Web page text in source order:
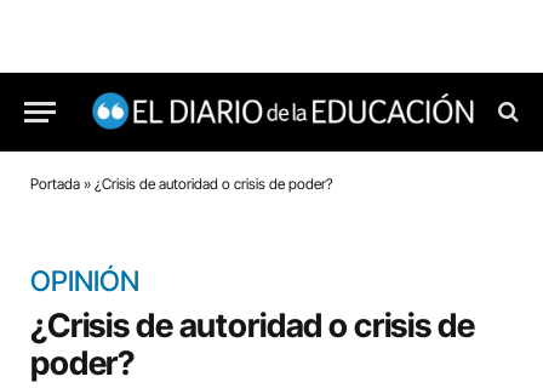
Portada » ¿Crisis de autoridad o crisis de poder?
OPINIÓN
¿Crisis de autoridad o crisis de
poder?